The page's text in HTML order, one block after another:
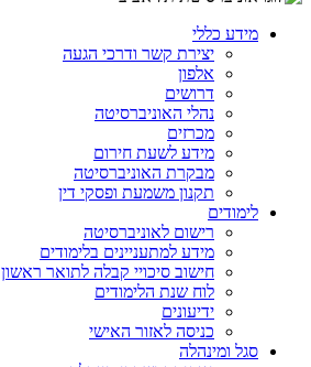
מידע כללי
יצירת קשר ודרכי הגעה
אלפון
דרושים
נהלי האוניברסיטה
מכרזים
מידע לשעת חירום
מבקרת האוניברסיטה
תקנון משמעת ופסקי דין
לימודים
רישום לאוניברסיטה
מידע למתעניינים בלימודים
חישוב סיכויי קבלה לתואר ראשון
לוח שנת הלימודים
ידיעונים
כניסה לאזור האישי
סגל ומינהלה